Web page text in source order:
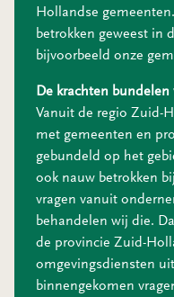
Hollandse
betrokken geweest in
bijvoorbeeld onze
De krachten
Vanuit de regio Zuid-
met gemeenten en
gebundeld op het
ook nauw betrokken
vragen vanuit
behandelen wij die.
de provincie Zuid-
omgevingsdiensten
binnengekomen